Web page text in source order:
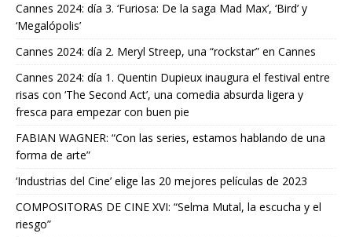
Cannes 2024: día 3. ‘Furiosa: De la saga Mad Max’, ‘Bird’ y
‘Megalópolis’
Cannes 2024: día 2. Meryl Streep, una “rockstar” en Cannes
Cannes 2024: día 1. Quentin Dupieux inaugura el festival entre
risas con ‘The Second Act’, una comedia absurda ligera y
fresca para empezar con buen pie
FABIAN WAGNER: “Con las series, estamos hablando de una
forma de arte”
‘Industrias del Cine’ elige las 20 mejores películas de 2023
COMPOSITORAS DE CINE XVI: “Selma Mutal, la escucha y el
riesgo”